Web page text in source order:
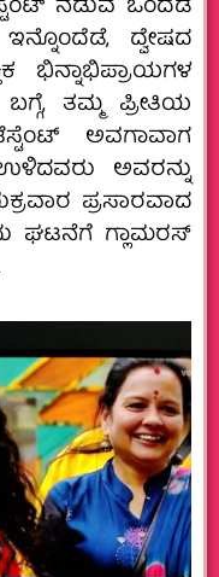
ದ್ವೇಷದ
ಭಿನ್ನಾಭಿಪ್ರಾಯಗಳ‌
ತಮ್ಮ ಪ್ರೀತಿಯ
ಅವಗಾವಾಗ
ಅವರನ್ನು
ಪ್ರಸಾರವಾದ
ಘಟನೆಗೆ ಗ್ಲಾಮರಸ್‌